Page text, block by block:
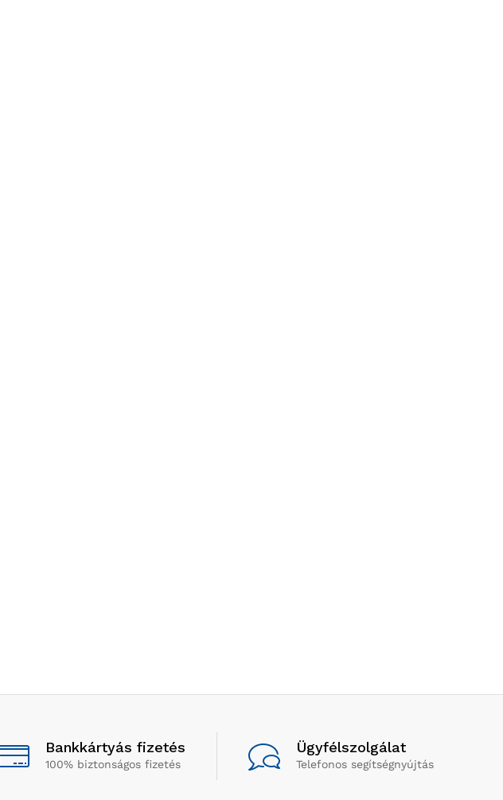
Bankkártyás fizetés
100% biztonságos fizetés
Ügyfélszolgálat
Telefonos segítségnyújtás